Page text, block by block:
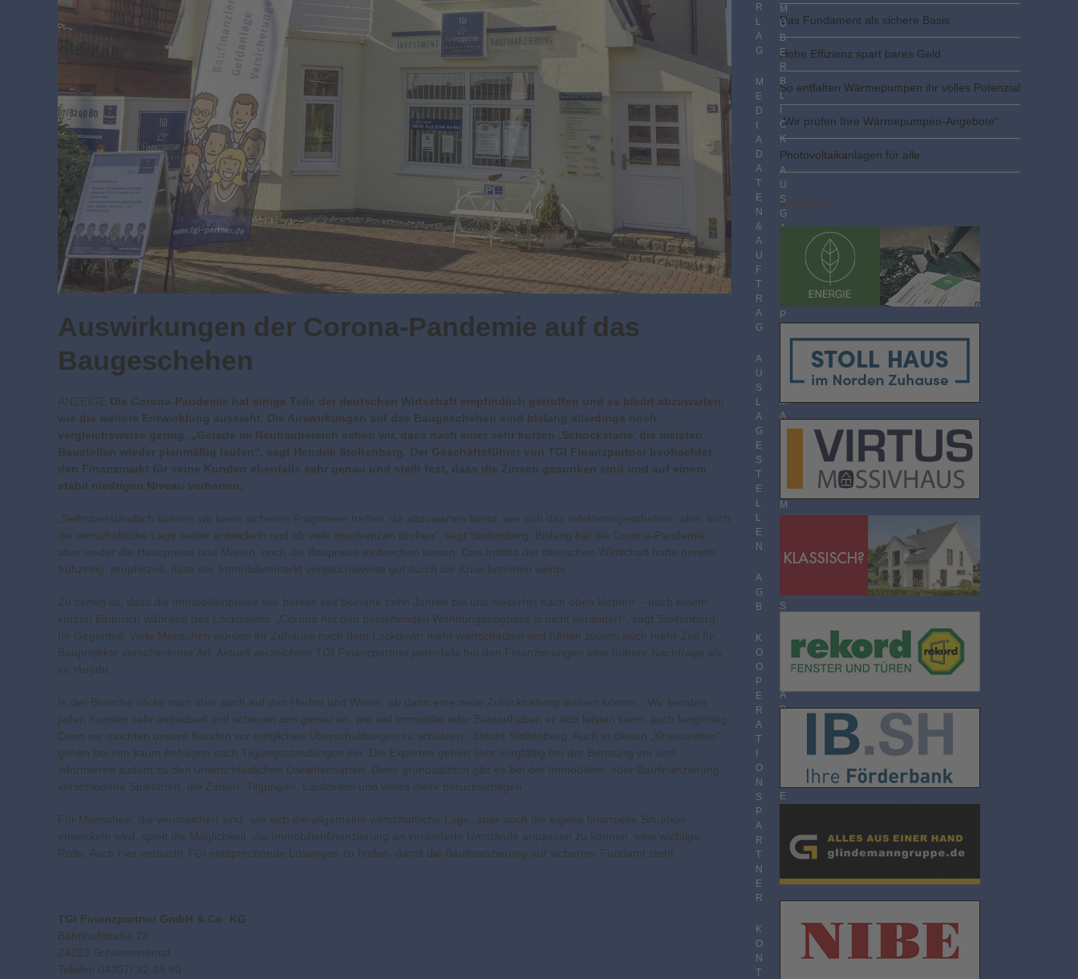
Auswirkungen der Corona-Pandemie auf das
Baugeschehen
ANZEIGE Die Corona-Pandemie hat einige Teile der deutschen Wirtschaft empfindlich getroffen und es bleibt abzuwarten,
wie die weitere Entwicklung aussieht. Die Auswirkungen auf das Baugeschehen sind bislang allerdings noch
vergleichsweise gering. „Gerade im Neubaubereich sehen wir, dass nach einer sehr kurzen ‚Schockstarre’ die meisten
Baustellen wieder planmäßig laufen“, sagt Hendrik Stoltenberg. Der Geschäftsführer von TGI Finanzpartner beobachtet
den Finanzmarkt für seine Kunden ebenfalls sehr genau und stellt fest, dass die Zinsen gesunken sind und auf einem
stabil niedrigen Niveau verharren.
„Selbstverständlich können wir keine sicheren Prognosen treffen, da abzuwarten bleibt, wie sich das Infektionsgeschehen, aber auch
die wirtschaftliche Lage weiter entwickeln und ob viele Insolvenzen drohen“, sagt Stoltenberg. Bislang hat die Corona-Pandemie
aber weder die Hauspreise und Mieten, noch die Baupreise einbrechen lassen. Das Institut der deutschen Wirtschaft hatte bereits
frühzeitig prophezeit, dass der Immobilienmarkt vergleichsweise gut durch die Krise kommen werde.
Zu sehen ist, dass die Immobilienpreise wie bereits seit beinahe zehn Jahren bei uns weiterhin nach oben klettern – nach einem
kurzen Einbruch während des Lockdowns. „Corona hat den bestehenden Wohnungsengpass ja nicht verändert“, sagt Stoltenberg.
Im Gegenteil: Viele Menschen würden ihr Zuhause nach dem Lockdown mehr wertschätzen und hätten zudem auch mehr Zeit für
Bauprojekte verschiedener Art. Aktuell verzeichnet TGI Finanzpartner jedenfalls bei den Finanzierungen eine höhere Nachfrage als
im Vorjahr.
In der Branche blicke man aber auch auf den Herbst und Winter, ob dann eine neue Zurückhaltung drohen könnte. „Wir beraten
jeden Kunden sehr individuell und schauen uns genau an, wie viel Immobilie oder Bauvorhaben er sich leisten kann, auch langfristig.
Denn wir möchten unsere Kunden vor möglichen Überschuldungen zu schützen“, betont Stoltenberg. Auch in diesen „Krisenzeiten“
gehen bei ihm kaum Anfragen nach Tilgungsstundungen ein. Die Experten gehen sehr sorgfältig bei der Beratung vor und
informieren zudem zu den unterschiedlichen Darlehensarten. Denn grundsätzlich gibt es bei der Immobilien- oder Baufinanzierung
verschiedene Spielarten, die Zinsen, Tilgungen, Laufzeiten und vieles mehr berücksichtigen.
Für Menschen, die verunsichert sind, wie sich die allgemeine wirtschaftliche Lage, aber auch die eigene finanzielle Situation
entwickeln wird, spielt die Möglichkeit, die Immobilienfinanzierung an veränderte Umstände anpassen zu können, eine wichtige
Rolle. Auch hier versucht TGI entsprechende Lösungen zu finden, damit die Baufinanzierung auf sicherem Fundamt steht.
TGI Finanzpartner GmbH & Co. KG
Bahnhofstraße 28
24223 Schwentinental
Telefon 04307/ 82 49 80
Das Fundament als sichere Basis
Hohe Effizienz spart bares Geld
So entfalten Wärmepumpen ihr volles Potenzial
„Wir prüfen Ihre Wärmepumpen-Angebote“
Photovoltaik­­anlagen für alle
Anzeigen
R
L
A
G
M
E
D
A
D
A
T
E
N
&
A
U
F
T
R
A
G
A
U
S
L
A
G
E
S
T
E
L
L
E
N
A
G
B
K
O
O
P
E
R
A
T
O
N
S
P
A
R
T
N
E
R
K
O
N
T
M
Ü
B
E
R
B
L
C
K
A
U
S
G
A
P
M
A
M
B
S
A
B
E